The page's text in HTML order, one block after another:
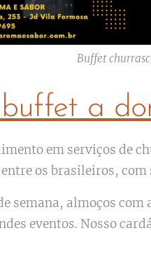
Buffet
a
em serviços de
os brasileiros,
semana, almoços
eventos. Nosso